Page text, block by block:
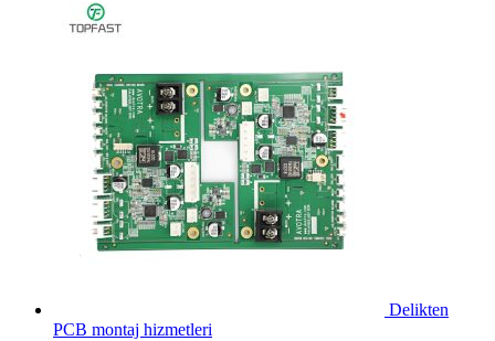
Delikten
PCB montaj hizmetleri